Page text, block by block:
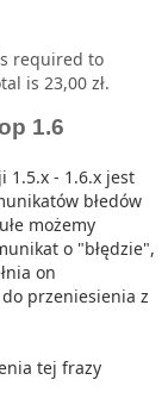
required to
is 23,00 zł.
1.6
1.5.x - 1.6.x jest
błedów
możemy
o "błędzie",
on
przeniesienia z
tej frazy